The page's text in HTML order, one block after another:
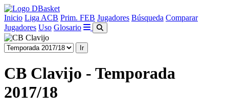
Inicio Liga ACB Prim. FEB Jugadores Búsqueda Comparar
Jugadores Uso Glosario
CB Clavijo - Temporada
2017/18